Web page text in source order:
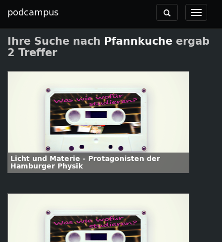
podcampus
Toggle
Toggle
navigation
Ihre Suche nach Pfannkuche ergab
2 Treffer
Licht und Materie - Protagonisten der
Hamburger Physik